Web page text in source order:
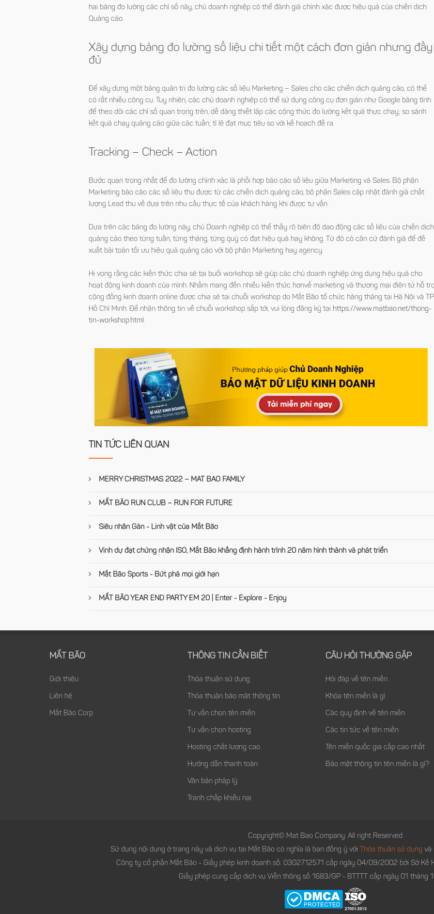
hai bảng đo lường các chỉ số này, chủ doanh nghiệp có thể đánh giá chính xác được hiệu quả của chiến dịch
Quảng cáo.
Xây dựng bảng đo lường số liệu chi tiết một cách đơn giản nhưng đầy
đủ
Để xây dựng một bảng quản trị đo lường các số liệu Marketing – Sales cho các chiến dịch quảng cáo, có thể
có rất nhiều công cụ. Tuy nhiên, các chủ doanh nghiệp có thể sử dụng công cụ đơn giản như Google bảng tính
để theo dõi các chỉ số quan trọng trên, dễ dàng thiết lập các công thức đo lường kết quả thực chạy; so sánh
kết quả chạy quảng cáo giữa các tuần; tỉ lệ đạt mục tiêu so với kế hoạch đề ra.
Tracking – Check – Action
Bước quan trọng nhất để đo lường chính xác là phối hợp báo cáo số liệu giữa Marketing và Sales. Bộ phận
Marketing báo cáo các số liệu thu được từ các chiến dịch quảng cáo, bộ phận Sales cập nhật đánh giá chất
lượng Lead thu về dựa trên nhu cầu thực tế của khách hàng khi được tư vấn.
Dựa trên các bảng đo lường này, chủ Doanh nghiệp có thể thấy rõ biên độ dao động các số liệu của chiến dịch
quảng cáo theo từng tuần, từng tháng, từng quý có đạt hiệu quả hay không. Từ đó có căn cứ đánh giá để đề
xuất bài toán tối ưu hiệu quả quảng cáo với bộ phận Marketing hay agency.
Hi vọng rằng các kiến thức chia sẻ tại buổi workshop sẽ giúp các chủ doanh nghiệp ứng dụng hiệu quả cho
hoạt động kinh doanh của mình. Nhằm mang đến nhiều kiến thức hơnvề marketing và thương mại điện tử hỗ
cộng đồng kinh doanh online được chia sẻ tại chuỗi workshop do Mắt Bão tổ chức hàng tháng tại Hà Nội và
Hồ Chí Minh. Để nhận thông tin về chuỗi workshop sắp tới, vui lòng đăng ký tại https://www.matbao.net/thong-
tin-workshop.html.
TIN TỨC LIÊN QUAN
MERRY CHRISTMAS 2022 – MAT BAO FAMILY
MẮT BÃO RUN CLUB – RUN FOR FUTURE
Siêu nhân Gàn - Linh vật của Mắt Bão
Vinh dự đạt chứng nhận ISO, Mắt Bão khẳng định hành trình 20 năm hình thành và phát triển
Mắt Bão Sports - Bứt phá mọi giới hạn
MẮT BÃO YEAR END PARTY EM 20 | Enter - Explore - Enjoy
MẮT BÃO
Giới thiệu
Liên hệ
Mắt Bão Corp
THÔNG TIN CẦN BIẾT
Thỏa thuận sử dụng
Thỏa thuận bảo mật thông tin
Tư vấn chọn tên miền
Tư vấn chọn hosting
Hosting chất lượng cao
Hướng dẫn thanh toán
Văn bản pháp lý
Tranh chấp khiếu nại
CÂU HỎI THƯỜNG GẶP
Hỏi đáp về tên miền
Khóa tên miền là gì
Các quy định về tên miền
Các tin tức về tên miền
Tên miền quốc gia cấp cao nhất
Bảo mật thông tin tên miền là gì?
Copyright© Mat Bao Company. All right Reserved.
Sử dụng nội dung ở trang này và dịch vụ tại Mắt Bão có nghĩa là bạn đồng ý với Thỏa thuận sử dụng và
Công ty cổ phần Mắt Bão - Giấy phép kinh doanh số: 0302712571 cấp ngày 04/09/2002 bởi Sở Kế
Giấy phép cung cấp dịch vụ Viễn thông số 1683/GP - BTTTT cấp ngày 01 tháng